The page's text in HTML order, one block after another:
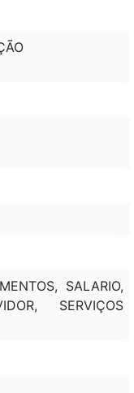
SALARIO,
SERVIÇOS